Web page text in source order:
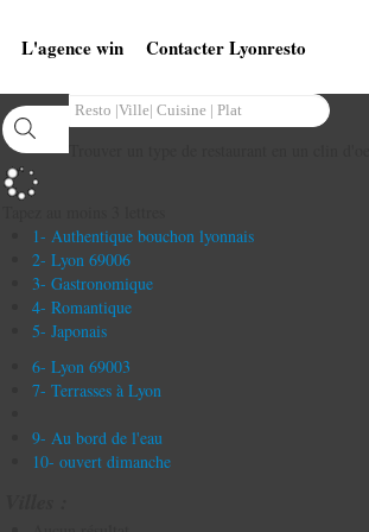
L'agence win Contacter Lyonresto
1- Authentique bouchon lyonnais
2- Lyon 69006
3- Gastronomique
4- Romantique
5- Japonais
6- Lyon 69003
7- Terrasses à Lyon
9- Au bord de l'eau
10- ouvert dimanche